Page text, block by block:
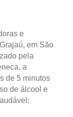
e
em São
pela
a
de 5 minutos
de álcool e